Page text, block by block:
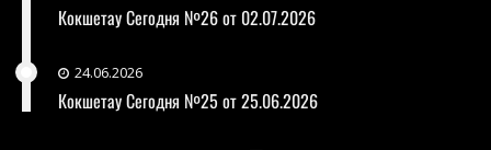
Кокшетау Сегодня №26 от 02.07.2026
24.06.2026
Кокшетау Сегодня №25 от 25.06.2026